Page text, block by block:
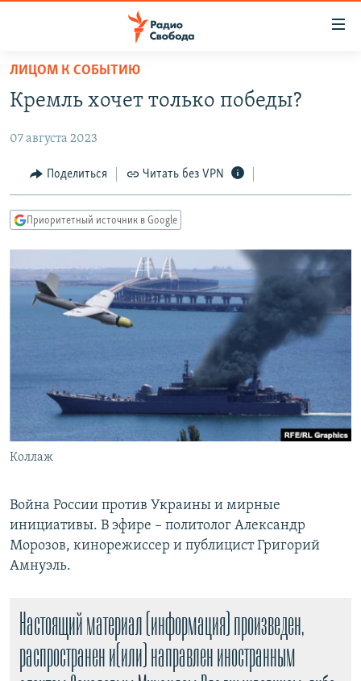
упрощенного
доступа
содержанию
Вернутся
Вернутся
ПОДКАСТЫ
АВТОРСКИЕ ПРОЕКТЫ
ЦИТАТЫ СВОБОДЫ
КУЛЬТУРА
КАВКАЗ.РЕАЛИИ
СЕВЕР.РЕАЛИИ
РАСПИСАНИЕ ВЕЩАНИЯ
ПОДПИШИТЕСЬ НА РАССЫЛКУ
Все сайты РСЕ/РС
ЛИЦОМ К СОБЫТИЮ
Кремль хочет только победы?
07 августа 2023
Поделиться Читать без VPN
Приоритетный источник в Google
Коллаж
Война России против Украины и мирные
инициативы. В эфире – политолог Александр
Морозов, кинорежиссер и публицист Григорий
Амнуэль.
Настоящий материал (информация) произведен,
распространен и(или) направлен иностранным